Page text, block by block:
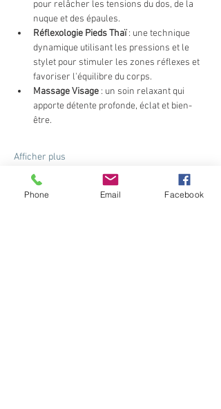
pour relâcher les tensions du dos, de la
nuque et des épaules.
Réflexologie Pieds Thaï : une technique
dynamique utilisant les pressions et le
stylet pour stimuler les zones réflexes et
favoriser l'équilibre du corps.
Massage Visage : un soin relaxant qui
apporte détente profonde, éclat et bien-
être.
Afficher plus
Billets
Phone Email Facebook